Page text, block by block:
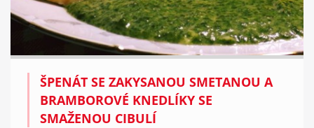
ŠPENÁT SE ZAKYSANOU SMETANOU A
BRAMBOROVÉ KNEDLÍKY SE
SMAŽENOU CIBULÍ